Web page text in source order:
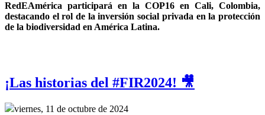
RedEAmérica participará en la COP16 en Cali, Colombia,
destacando el rol de la inversión social privada en la protección
de la biodiversidad en América Latina.
¡Las historias del #FIR2024! 🎥
viernes, 11 de octubre de 2024